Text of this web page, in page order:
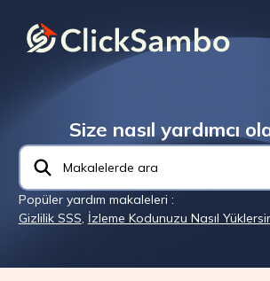
Size nasıl yardımcı
Popüler yardım makaleleri :
Gizlilik SSS, İzleme Kodunuzu Nasıl